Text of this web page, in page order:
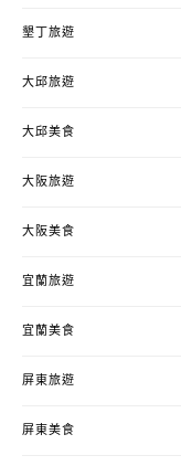
墾丁旅遊
大邱旅遊
大邱美食
大阪旅遊
大阪美食
宜蘭旅遊
宜蘭美食
屏東旅遊
屏東美食